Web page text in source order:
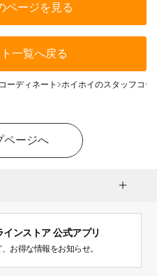
ページを見る
一覧へ戻る
ーディネート ホイホイのスタッフコー
ページへ
ンストア 公式アプリ
お得な情報をお知らせ。